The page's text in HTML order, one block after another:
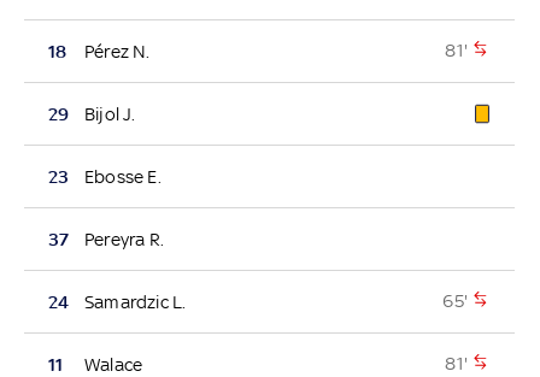
18 Pérez N. 81'
29 Bijol J.
23 Ebosse E.
37 Pereyra R.
24 Samardzic L. 65'
11 Walace 81'